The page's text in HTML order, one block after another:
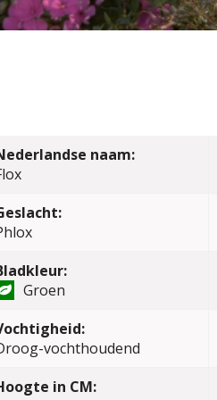
naam:
Groen
vochthoudend
in CM: